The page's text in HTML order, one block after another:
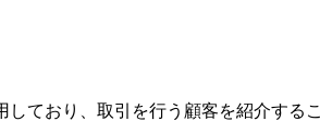
ており、取引を行う顧客を紹介す